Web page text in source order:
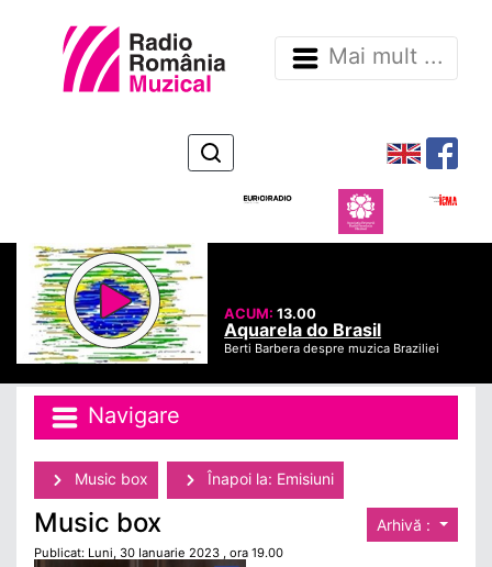
Mai mult ...
ACUM:13.00
Aquarela do Brasil
Berti Barbera despre muzica Braziliei
Navigare
Music box Înapoi la: Emisiuni
Arhivă :
Music box
Publicat: Luni, 30 Ianuarie 2023 , ora 19.00